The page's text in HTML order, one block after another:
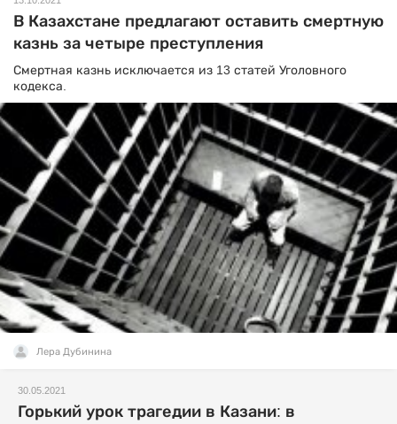
В Казахстане предлагают оставить смертную
казнь за четыре преступления
Смертная казнь исключается из 13 статей Уголовного
кодекса.
Лера Дубинина
30.05.2021
Горький урок трагедии в Казани: в